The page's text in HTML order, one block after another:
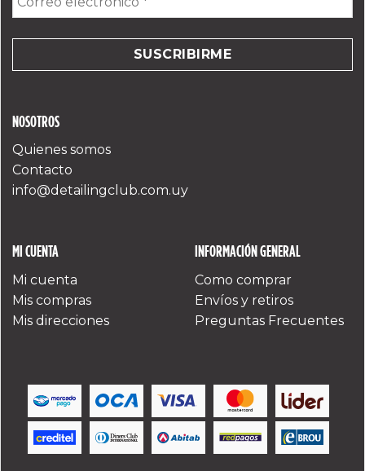
NOSOTROS
Quienes somos
Contacto
info@detailingclub.com.uy
MI CUENTA
Mi cuenta
Mis compras
Mis direcciones
INFORMACIÓN GENERAL
Como comprar
Envíos y retiros
Preguntas Frecuentes
electrónico